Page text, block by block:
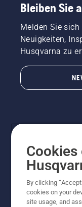
Bleiben Sie
Melden Sie sich
Neuigkeiten,
Husqvarna zu
© Husqvarna
vorbehalten. Bei
Cookies
By clicking
cookies on your
site usage, and